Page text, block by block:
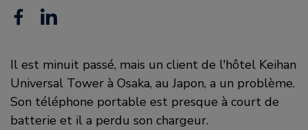
F
c
e
b
L
n
k
e
Il est minuit passé, mais un client de l'hôtel Keihan
Universal Tower à Osaka, au Japon, a un problème.
Son téléphone portable est presque à court de
batterie et il a perdu son chargeur.